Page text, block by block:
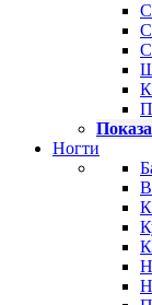
Ногти